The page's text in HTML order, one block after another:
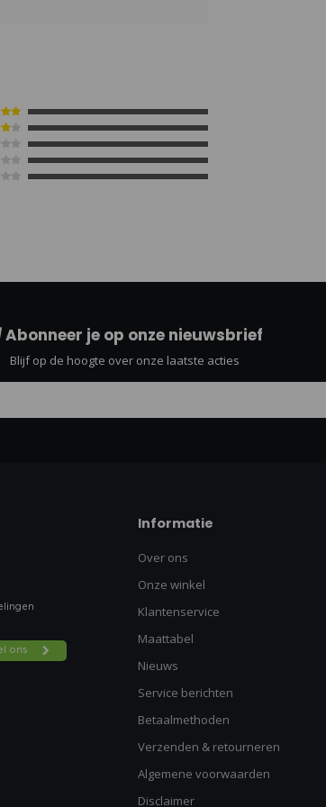
Abonneer je op onze nieuwsbrief
Blijf op de hoogte over onze laatste acties
Informatie
Over ons
Onze winkel
Klantenservice
Maattabel
Nieuws
Service berichten
Betaalmethoden
Verzenden & retourneren
Algemene voorwaarden
Disclaimer